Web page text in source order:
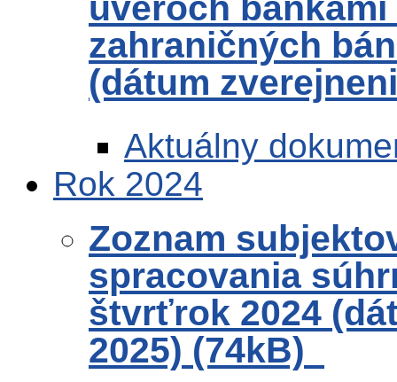
zahraničných
(dátum
Aktuálny
Rok 2024
Zoznam
spracovania
štvrťrok 2024
2025) (74kB)